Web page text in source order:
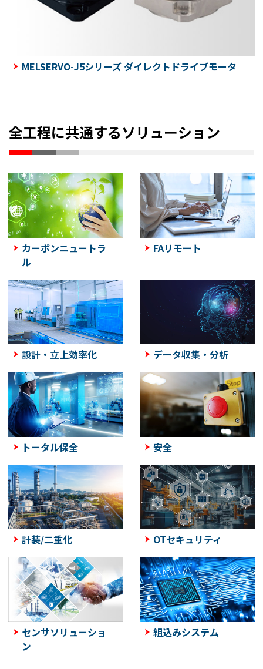
MELSERVO-J5シリーズ ダイレクトドライブモータ
全工程に共通するソリューション
カーボンニュートラ
ル
FAリモート
設計・立上効率化 データ収集・分析
トータル保全 安全
計装/二重化 OTセキュリティ
センサソリューショ
ン
組込みシステム